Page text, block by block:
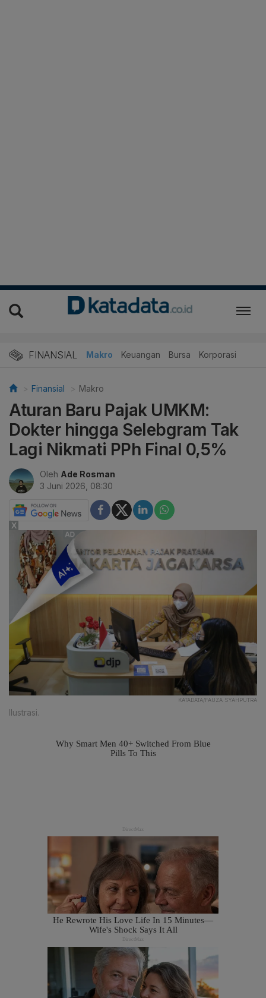
FINANSIAL Makro Keuangan Bursa Korporasi
Finansial Makro
Aturan Baru Pajak UMKM:
Dokter hingga Selebgram Tak
Lagi Nikmati PPh Final 0,5%
Oleh Ade Rosman
3 Juni 2026, 08:30
KATADATA/FAUZA SYAHPUTRA
Ilustrasi.
X